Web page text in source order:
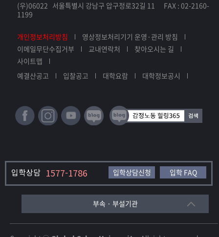
(우)06022 서울특별시 강남구 압구정로32길 11 FAX : 02-2160-
1199
개인정보처리방침
영상정보처리기기 운영·관리 방침
이메일무단수집거부
교내연락처
찾아오시는 길
사이트맵
예결산공고
입찰공고 대학요람 대학정보공시
부속 · 부설기관
입학상담 1577-1786 입학상담신청 입학 FAQ